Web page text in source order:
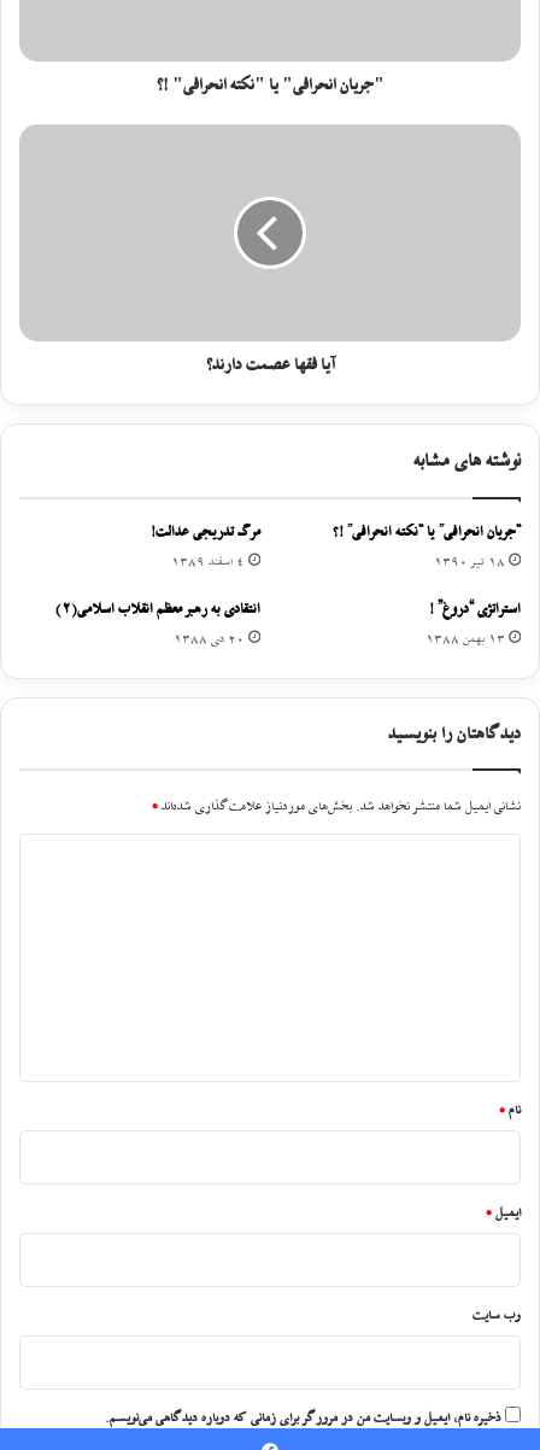
"جریان انحرافی" یا "نکته انحرافی" !؟
آیا فقها عصمت دارند؟
نوشته های مشابه
“جریان انحرافی” یا “نکته انحرافی” !؟
18 تیر 1390
مرگ تدریجی عدالت!
4 اسفند 1389
استراتژی “دروغ” !
13 بهمن 1388
انتقادی به رهبر معظم انقلاب اسلامی(2)
20 دی 1388
دیدگاهتان را بنویسید
نشانی ایمیل شما منتشر نخواهد شد. بخش‌های موردنیاز علامت‌گذاری شده‌اند *
نام *
ایمیل *
وب‌ سایت
ذخیره نام، ایمیل و وبسایت من در مرورگر برای زمانی که دوباره دیدگاهی می‌نویسم.